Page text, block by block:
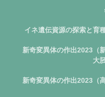
イネ遺伝資源の探索と育
新奇変異体の作出2023（
大
新奇変異体の作出2023（